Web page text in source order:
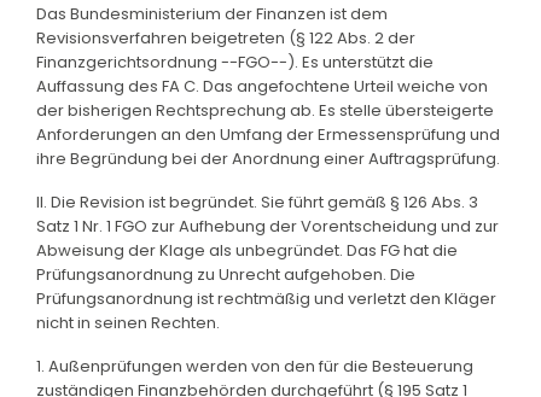
Das Bundesministerium der Finanzen ist dem
Revisionsverfahren beigetreten (§ 122 Abs. 2 der
Finanzgerichtsordnung --FGO--). Es unterstützt die
Auffassung des FA C. Das angefochtene Urteil weiche von
der bisherigen Rechtsprechung ab. Es stelle übersteigerte
Anforderungen an den Umfang der Ermessensprüfung und
ihre Begründung bei der Anordnung einer Auftragsprüfung.
II. Die Revision ist begründet. Sie führt gemäß § 126 Abs. 3
Satz 1 Nr. 1 FGO zur Aufhebung der Vorentscheidung und zur
Abweisung der Klage als unbegründet. Das FG hat die
Prüfungsanordnung zu Unrecht aufgehoben. Die
Prüfungsanordnung ist rechtmäßig und verletzt den Kläger
nicht in seinen Rechten.
1. Außenprüfungen werden von den für die Besteuerung
zuständigen Finanzbehörden durchgeführt (§ 195 Satz 1